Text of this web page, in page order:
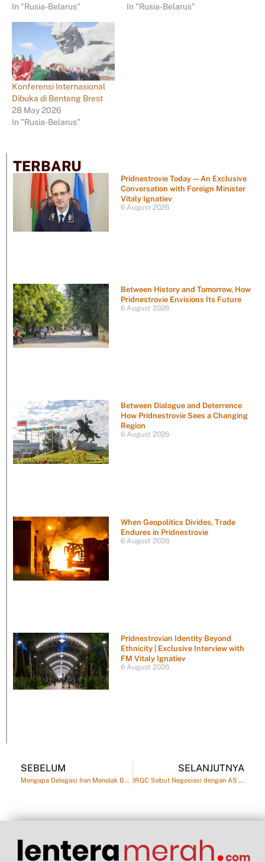
In "Rusia-Belarus"
In "Rusia-Belarus"
Konferensi Internasional
Dibuka di Benteng Brest
28 May 2026
In "Rusia-Belarus"
TERBARU
Pridnestrovie Today — An Exclusive
Conversation with Foreign Minister
Vitaly Ignatiev
6 August 2026
Between History and Tomorrow, How
Pridnestrovie Envisions Its Future
6 August 2026
Between Dialogue and Deterrence
How Pridnestrovie Sees a Changing
Region
6 August 2026
When Geopolitics Divides, Trade
Endures in Pridnestrovie
6 August 2026
Pridnestrovian Identity Beyond
Ethnicity | Exclusive Interview with
FM Vitaly Ignatiev
6 August 2026
SEBELUM
Mengapa Delegasi Iran Menolak Berjabat Tangan dengan Delegasi AS di Swiss
SELANJUTNYA
IRGC Sebut Negosiasi dengan AS Adalah Bentuk Perang Lain